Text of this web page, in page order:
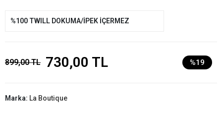
%100 TWILL DOKUMA/İPEK İÇERMEZ
899,00 TL 730,00 TL %19
Marka: La Boutique